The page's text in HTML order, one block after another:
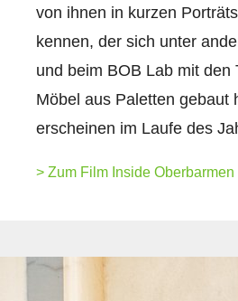
von ihnen in kurzen
kennen, der sich unter
und beim BOB Lab mit den
Möbel aus Paletten gebaut
erscheinen im Laufe des
> Zum Film Inside Oberbarmen